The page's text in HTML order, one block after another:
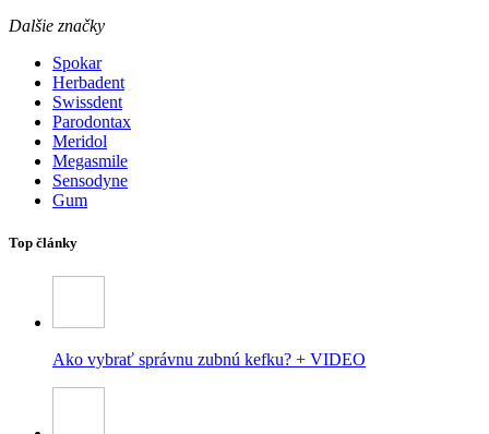
Dalšie značky
Spokar
Herbadent
Swissdent
Parodontax
Meridol
Megasmile
Sensodyne
Gum
Top články
Ako vybrať správnu zubnú kefku? + VIDEO